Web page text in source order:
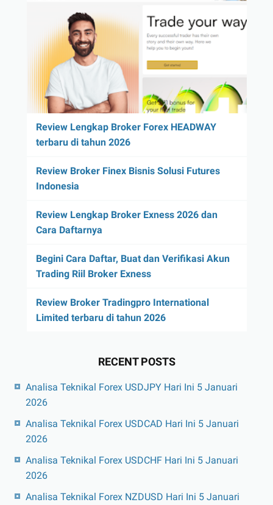
Review Lengkap Broker Forex HEADWAY
terbaru di tahun 2026
Review Broker Finex Bisnis Solusi Futures
Indonesia
Review Lengkap Broker Exness 2026 dan
Cara Daftarnya
Begini Cara Daftar, Buat dan Verifikasi Akun
Trading Riil Broker Exness
Review Broker Tradingpro International
Limited terbaru di tahun 2026
RECENT POSTS
Analisa Teknikal Forex USDJPY Hari Ini 5 Januari
2026
Analisa Teknikal Forex USDCAD Hari Ini 5 Januari
2026
Analisa Teknikal Forex USDCHF Hari Ini 5 Januari
2026
Analisa Teknikal Forex NZDUSD Hari Ini 5 Januari